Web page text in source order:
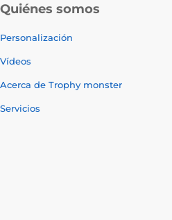
Quiénes somos
Personalización
Vídeos
Acerca de Trophy monster
Servicios